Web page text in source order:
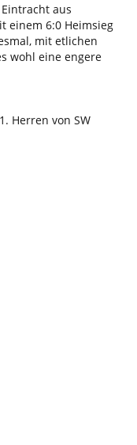
aus
einem 6:0 Heimsieg
mit etlichen
wohl eine engere
Herren von SW